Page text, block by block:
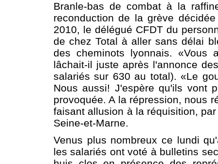
Branle-bas de combat à la
reconduction de la grève
2010, le délégué CFDT du
de chez Total à aller sans délai
des cheminots lyonnais.
lâchait-il juste après l'annonce
salariés sur 630 au total). «Le
Nous aussi! J'espère qu'ils vont
provoquée. A la répression, nous
faisant allusion à la réquisition,
Seine-et-Marne.
Venus plus nombreux ce lundi
les salariés ont voté à bulletins